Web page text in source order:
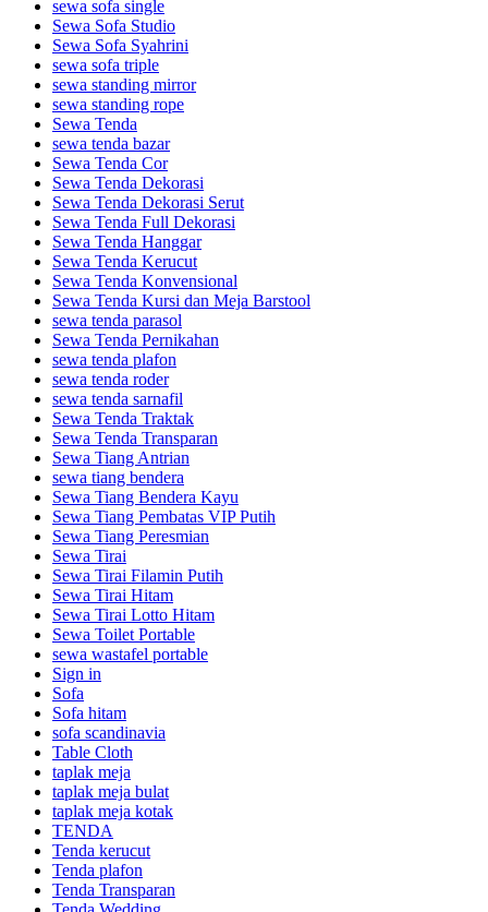
sewa sofa single
Sewa Sofa Studio
Sewa Sofa Syahrini
sewa sofa triple
sewa standing mirror
sewa standing rope
Sewa Tenda
sewa tenda bazar
Sewa Tenda Cor
Sewa Tenda Dekorasi
Sewa Tenda Dekorasi Serut
Sewa Tenda Full Dekorasi
Sewa Tenda Hanggar
Sewa Tenda Kerucut
Sewa Tenda Konvensional
Sewa Tenda Kursi dan Meja Barstool
sewa tenda parasol
Sewa Tenda Pernikahan
sewa tenda plafon
sewa tenda roder
sewa tenda sarnafil
Sewa Tenda Traktak
Sewa Tenda Transparan
Sewa Tiang Antrian
sewa tiang bendera
Sewa Tiang Bendera Kayu
Sewa Tiang Pembatas VIP Putih
Sewa Tiang Peresmian
Sewa Tirai
Sewa Tirai Filamin Putih
Sewa Tirai Hitam
Sewa Tirai Lotto Hitam
Sewa Toilet Portable
sewa wastafel portable
Sign in
Sofa
Sofa hitam
sofa scandinavia
Table Cloth
taplak meja
taplak meja bulat
taplak meja kotak
TENDA
Tenda kerucut
Tenda plafon
Tenda Transparan